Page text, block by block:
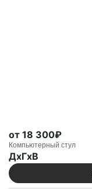
от 18 300₽
Компьютерный стул
ДxГxВ